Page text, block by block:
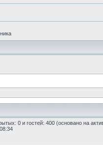
0 и гостей: 400 (основано на